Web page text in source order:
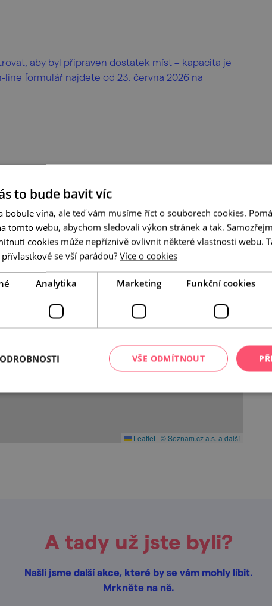
aby byl připraven dostatek míst – kapacita je
line formulář najdete od 23. června 2026 na
Leaflet | © Seznam.cz a.s. a další
A tady už jste byli?
Našli jsme další akce, které by se vám mohly líbit.
Mrkněte na ně.
to bude bavit víc
bobule vína, ale teď vám musíme říct o souborech cookies.
tomto webu, abychom sledovali výkon stránek a tak.
cookies může nepříznivě ovlivnit některé vlastnosti webu.
se vší parádou? Více o cookies
Analytika Marketing Funkční cookies
VŠE ODMÍTNOUT